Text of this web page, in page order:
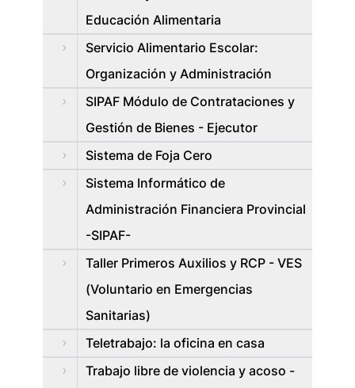
Educación Alimentaria
Servicio Alimentario Escolar:
Organización y Administración
SIPAF Módulo de Contrataciones y
Gestión de Bienes - Ejecutor
Sistema de Foja Cero
Sistema Informático de
Administración Financiera Provincial
-SIPAF-
Taller Primeros Auxilios y RCP - VES
(Voluntario en Emergencias
Sanitarias)
Teletrabajo: la oficina en casa
Trabajo libre de violencia y acoso -